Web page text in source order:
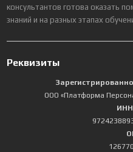
консультантов готова оказать
знаний и на разных этапах
Реквизиты
ООО «Платформа